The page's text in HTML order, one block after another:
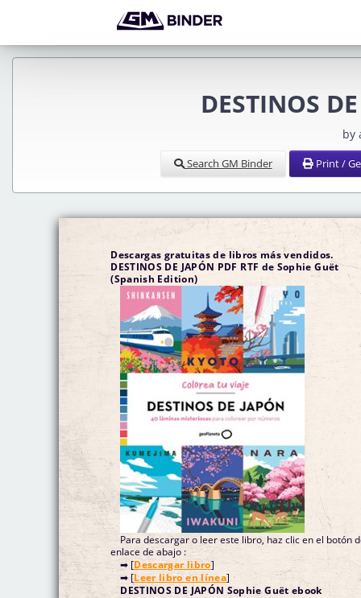
DESTINOS
by
Search GM Binder Print /
Descargas gratuitas de libros más vendidos.
DESTINOS DE JAPÓN PDF RTF de Sophie Guët
(Spanish Edition)
Para descargar o leer este libro, haz clic en el botón
enlace de abajo :
➡ [Descargar libro]
➡ [Leer libro en línea]
DESTINOS DE JAPÓN Sophie Guët ebook